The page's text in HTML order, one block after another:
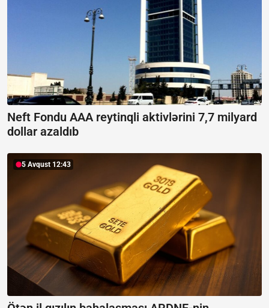
Neft Fondu AAA reytinqli aktivlərini 7,7 milyard
dollar azaldıb
5 Avqust 12:43